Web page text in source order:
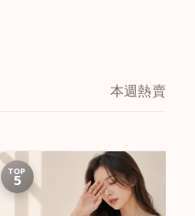
本週熱賣
TOP
5